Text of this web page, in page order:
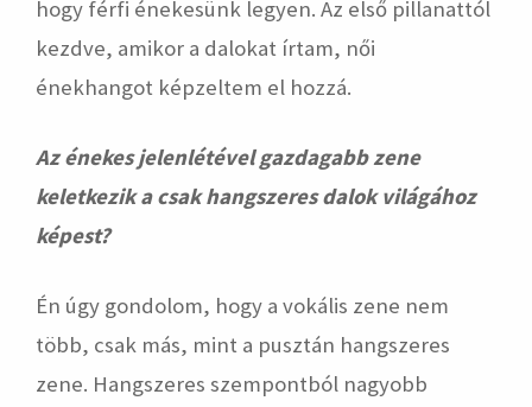
hogy férfi énekesünk legyen. Az első pillanattól
kezdve, amikor a dalokat írtam, női
énekhangot képzeltem el hozzá.
Az énekes jelenlétével gazdagabb zene
keletkezik a csak hangszeres dalok világához
képest?
Én úgy gondolom, hogy a vokális zene nem
több, csak más, mint a pusztán hangszeres
zene. Hangszeres szempontból nagyobb